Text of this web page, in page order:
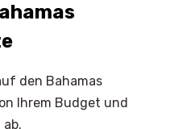
den Bahamas
Ihrem Budget und
ab.